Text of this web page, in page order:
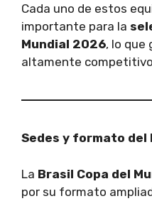
Cada uno de estos
importante para la
Mundial 2026, lo que
altamente
Sedes y formato del
La Brasil Copa del
por su formato